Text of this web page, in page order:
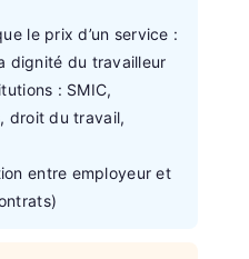
le prix d’un service :
dignité du travailleur
: SMIC,
droit du travail,
entre employeur et